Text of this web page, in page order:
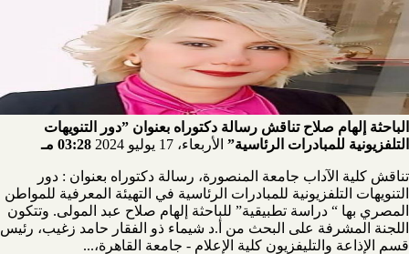
الباحثة إلهام صلاح تناقش رسالة دكتوراه بعنوان ”دور التنويهات
التلفزيونية للمبادرات الرئاسية” الأربعاء، 17 يوليو 2024 03:28 مـ
تناقش كلية الآداب جامعة المنصورة، رسالة دكتوراه بعنوان : دور
التنويهات التلفزيونية للمبادرات الرئاسية في التهيئة المعرفية للمواطن
المصري بها “ دراسة تطبيقية” للباحثة إلهام صلاح عبد المولى. وتتكون
اللجنة المشرفة على البحث من أ.د شيماء ذو الفقار حامد زغيب، رئيس
قسم الإذاعة والتليفزيون كلية الإعلام - جامعة القاهرة،...